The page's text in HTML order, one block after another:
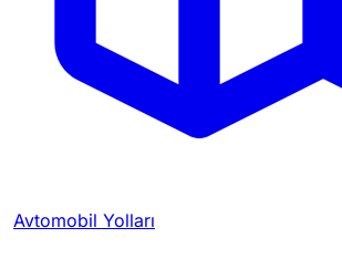
Avtomobil Yolları